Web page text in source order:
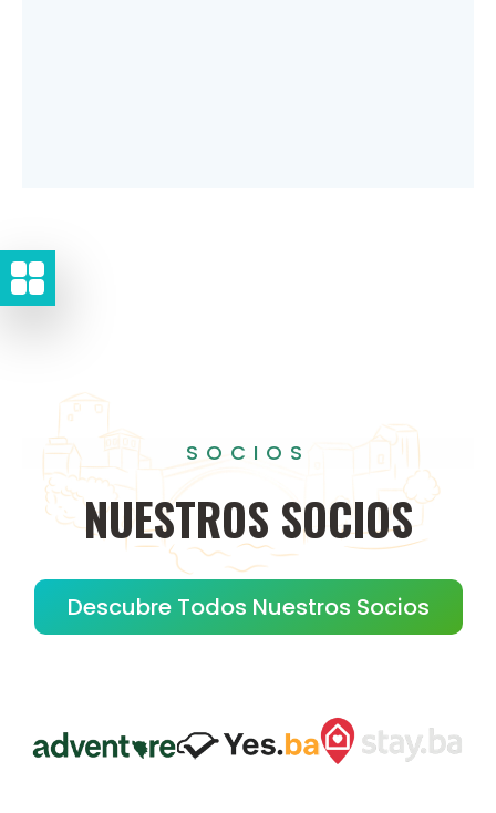
SOCIOS
NUESTROS SOCIOS
Descubre Todos Nuestros Socios